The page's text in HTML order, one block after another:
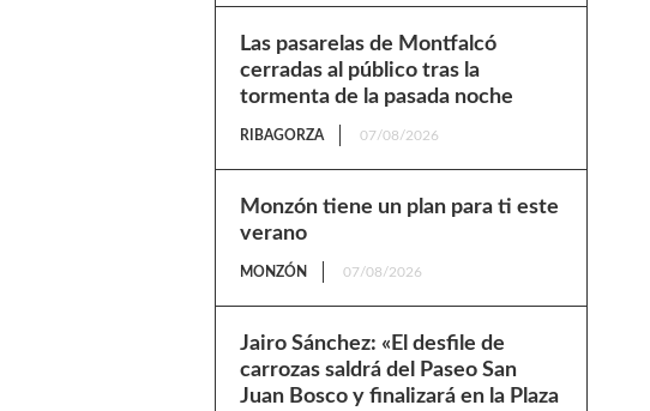
Las pasarelas de Montfalcó
cerradas al público tras la
tormenta de la pasada noche
RIBAGORZA 07/08/2026
Monzón tiene un plan para ti este
verano
MONZÓN 07/08/2026
Jairo Sánchez: «El desfile de
carrozas saldrá del Paseo San
Juan Bosco y finalizará en la Plaza